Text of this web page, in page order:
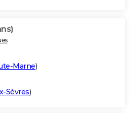
Marne)
Sèvres)